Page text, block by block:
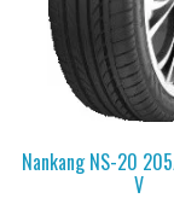
Nankang NS-20
V